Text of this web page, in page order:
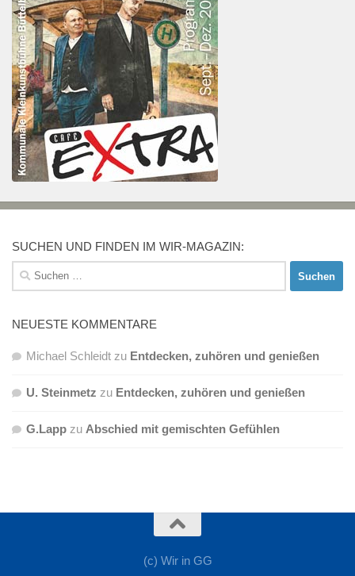
SUCHEN UND FINDEN IM WIR-MAGAZIN:
Suchen
nach:
NEUESTE KOMMENTARE
Michael Schleidt zu Entdecken, zuhören und genießen
U. Steinmetz zu Entdecken, zuhören und genießen
G.Lapp zu Abschied mit gemischten Gefühlen
(c) Wir in GG